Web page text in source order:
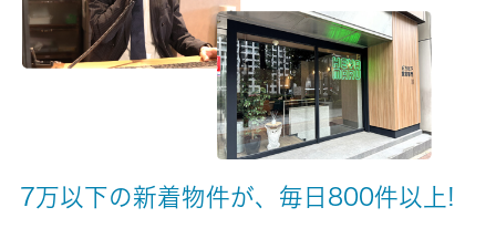
損害保険/2年
日本セーフティ初回５０％月次８００円引落４４０円
7万以下の新着物件が、毎日800件以上!